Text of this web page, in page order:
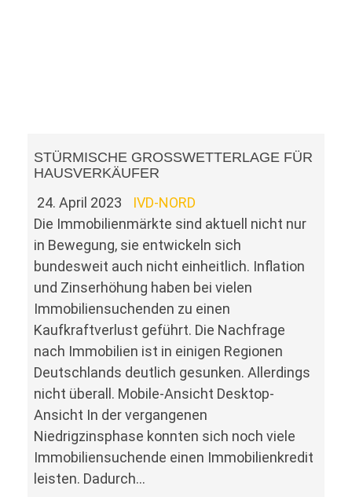
STÜRMISCHE GROSSWETTERLAGE FÜR H
AUSVERKÄUFER
24. April 2023
IVD-NORD
Die Immobilienmärkte sind aktuell nicht nur
in Bewegung, sie entwickeln sich
bundesweit auch nicht einheitlich. Inflation
und Zinserhöhung haben bei vielen
Immobiliensuchenden zu einen
Kaufkraftverlust geführt. Die Nachfrage
nach Immobilien ist in einigen Regionen
Deutschlands deutlich gesunken. Allerdings
nicht überall. Mobile-Ansicht Desktop-
Ansicht In der vergangenen
Niedrigzinsphase konnten sich noch viele
Immobiliensuchende einen Immobilienkredit
leisten. Dadurch…